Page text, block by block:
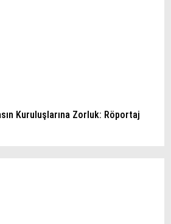
Kuruluşlarına Zorluk: Röportaj